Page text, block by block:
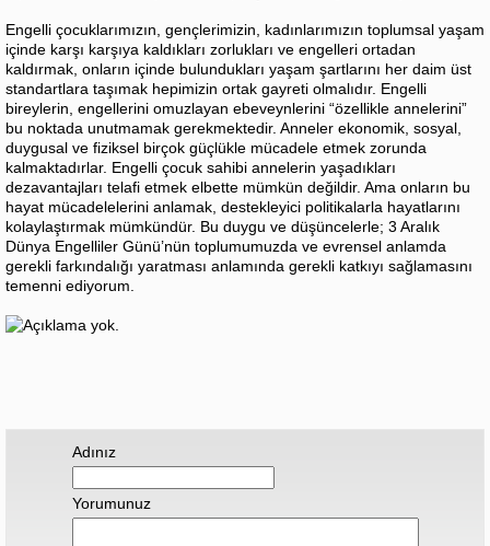
Engelli çocuklarımızın, gençlerimizin, kadınlarımızın toplumsal yaşam
içinde karşı karşıya kaldıkları zorlukları ve engelleri ortadan
kaldırmak, onların içinde bulundukları yaşam şartlarını her daim üst
standartlara taşımak hepimizin ortak gayreti olmalıdır. Engelli
bireylerin, engellerini omuzlayan ebeveynlerini “özellikle annelerini”
bu noktada unutmamak gerekmektedir. Anneler ekonomik, sosyal,
duygusal ve fiziksel birçok güçlükle mücadele etmek zorunda
kalmaktadırlar. Engelli çocuk sahibi annelerin yaşadıkları
dezavantajları telafi etmek elbette mümkün değildir. Ama onların bu
hayat mücadelelerini anlamak, destekleyici politikalarla hayatlarını
kolaylaştırmak mümkündür. Bu duygu ve düşüncelerle; 3 Aralık
Dünya Engelliler Günü’nün toplumumuzda ve evrensel anlamda
gerekli farkındalığı yaratması anlamında gerekli katkıyı sağlamasını
temenni ediyorum.
Adınız
Yorumunuz